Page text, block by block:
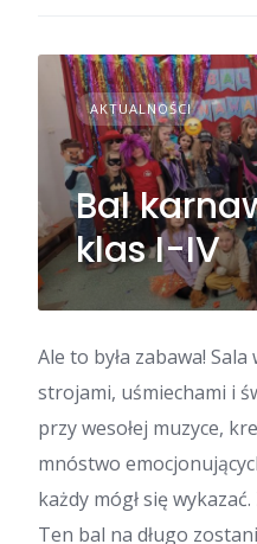
AKTUALNOŚCI
Bal
klas I-IV
Ale to była zabawa!
strojami, uśmiechami i
przy wesołej muzyce,
mnóstwo
każdy mógł się
Ten bal na długo